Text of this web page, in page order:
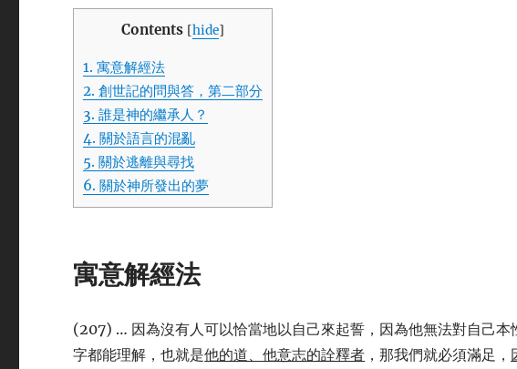
Contents [hide]
1. 寓意解經法
2. 創世記的問與答，第二部分
3. 誰是神的繼承人？
4. 關於語言的混亂
5. 關於逃離與尋找
6. 關於神所發出的夢
寓意解經法
(207) … 因為沒有人可以恰當地以自己來起誓，因為他無法對自己
字都能理解，也就是他的道、他意志的詮釋者 ，那我們就必須滿足，